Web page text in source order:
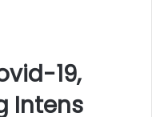
19,
Intens